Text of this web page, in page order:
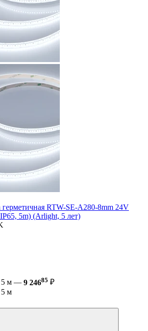
герметичная RTW-SE-A280-8mm 24V
5m) (Arlight, 5 лет)
5 м — 9 24685 ₽
5 м